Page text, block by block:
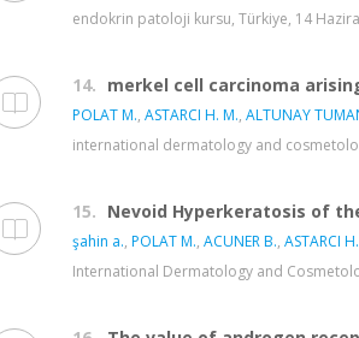
endokrin patoloji kursu, Türkiye, 14
14. merkel cell carcinoma
POLAT M., ASTARCI H. M., ALTUNAY
international dermatology and
15. Nevoid Hyperkeratosis of
şahin a., POLAT M., ACUNER B., ASTARCI
International Dermatology and